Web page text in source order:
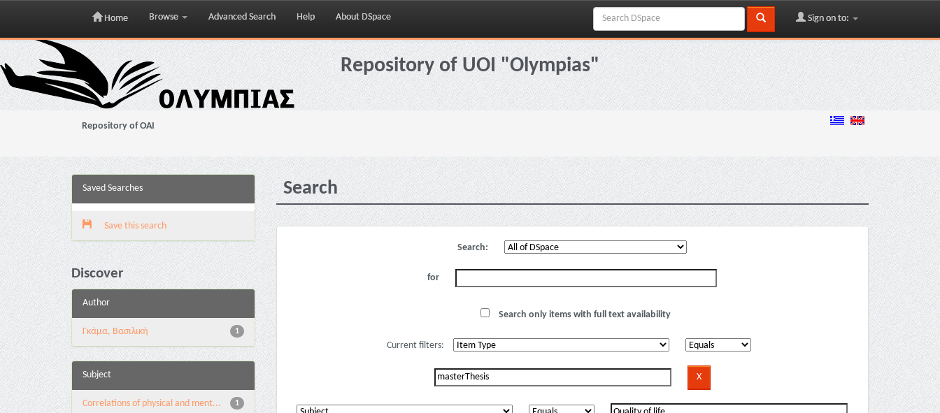
Skip
navigation
Home Browse Advanced Search Help About DSpace Sign on to:
Repository of UOI "Olympias"
Repository of OAI
Saved Searches
Save this search
Discover
Author
1
Γκάμα, Βασιλική
Subject
1
Correlations of physical and ment...
Search
Search:
for
Search only items with full text availability
Current filters: